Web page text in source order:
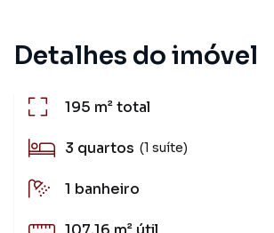
Detalhes do imóvel
195 m²total
3 quartos (1 suíte)
1 banheiro